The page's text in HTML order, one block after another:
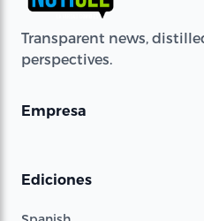
Transparent news,
perspectives.
Empresa
Ediciones